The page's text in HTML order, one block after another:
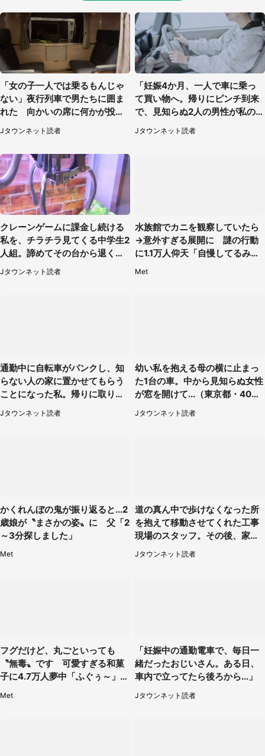
「女の子一人では乗るもんじゃ
ない」夜行列車で男たちに囲ま
れた 向かいの席に何かが投げ
られて（秋田県・60代女性）
Jタウンネット読者
「妊娠4か月、一人で車に乗っ
て買い物へ。帰りにピンチ到来
で、見知らぬ2人の男性が私の車
を...」（30代女性）
Jタウンネット読者
クレーンゲームに課金し続ける
私を、チラチラ見てくる中学生2
人組。諦めてその台から退く
と、後ろから声が（東京都・40
代女性）
Jタウンネット読者
水族館でカニを観察していたら
→意外すぎる展開に 謎の行動
に1.1万人仰天「自慢してるみた
い」
Met
通勤中に自転車がパンクし、知
らない人の家に置かせてもらう
ことになった私。帰りに取りに
行くと、なんと...（東京都・40
代女性）
Jタウンネット読者
幼い私を抱える母の横に止まっ
た1台の車。中から見知らぬ女性
が窓を開けて...（東京都・40代
Jタウンネット読者
かくれんぼの鬼が振り返ると...2
歳娘が〝まさかの姿〟に 父「2
～3分探しました」
Met
道の真ん中で歩けなくなった所
を抱えて移動させてくれた工事
現場のスタッフ。その後、家ま
で私を送ると（大阪府・40代女
性）
Jタウンネット読者
フグだけど、丸ごといっても
〝無毒〟です 可愛すぎる和菓
子に4.7万人夢中「ふぐぅ～」
Met
「妊娠中の通勤電車で、毎日一
緒だったおじいさん。ある日、
車内で立ってたら後ろから...」
Jタウンネット読者